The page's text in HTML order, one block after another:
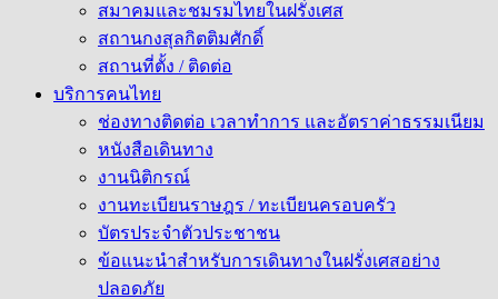
สมาคมและชมรมไทยในฝรั่งเศส
สถานกงสุลกิตติมศักดิ์
สถานที่ตั้ง / ติดต่อ
บริการคนไทย
ช่องทางติดต่อ เวลาทำการ และอัตราค่าธรรมเนียม
หนังสือเดินทาง
งานนิติกรณ์
งานทะเบียนราษฎร / ทะเบียนครอบครัว
บัตรประจำตัวประชาชน
ข้อแนะนำสำหรับการเดินทางในฝรั่งเศสอย่าง
ปลอดภัย